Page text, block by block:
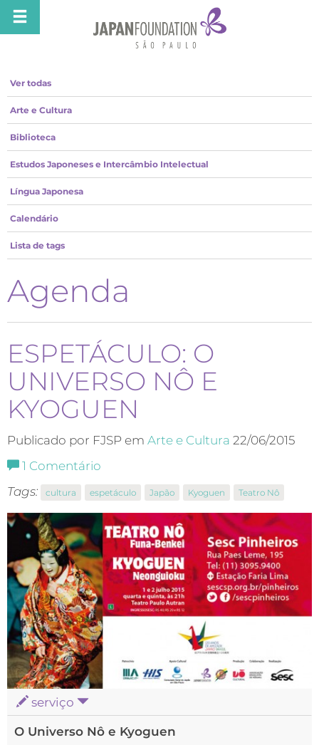
Ver todas
Arte e Cultura
Biblioteca
Estudos Japoneses e Intercâmbio Intelectual
Língua Japonesa
Calendário
Lista de tags
Agenda
ESPETÁCULO: O
UNIVERSO NÔ E
KYOGUEN
Publicado por FJSP em Arte e Cultura 22/06/2015
1 Comentário
Tags:
cultura espetáculo Japão Kyoguen Teatro Nô
serviço
O Universo Nô e Kyoguen